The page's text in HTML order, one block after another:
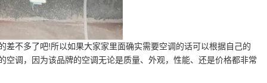
不多了吧!所以如果大家家里面确实需要空调的话可以根据自己的
调，因为该品牌的空调无论是质量、外观，性能、还是价格都非常